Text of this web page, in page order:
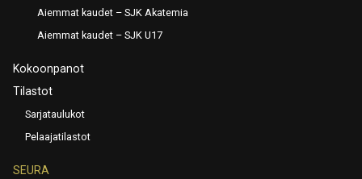
Aiemmat kaudet – SJK Akatemia
Aiemmat kaudet – SJK U17
Kokoonpanot
Tilastot
Sarjataulukot
Pelaajatilastot
SEURA